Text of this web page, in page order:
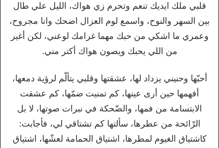
قلبي ملك ايديك تنعم وتحرم زي هواك، الليل علي طال
بين السهر والنوح، واسمع لوم العزال اضحك وانا مجروح،
وعمري ما اشكي من حبك مهما غرامك لوعني، لكن أغير
من اللي يحبك ويصون هواك أكتر مني.
أحبّها وحنيني يزداد لها، عشقتها وقلبي يتألّم لرؤية دمعها،
أفهمها حين أرى عينها، كم تمنيت ضمّها، كم عشقت
الابتسامة من فمها، والضّحكة في نبرات صوتها، لا بل
الرّائحة من عطرها، سألتها كم تشتاقي لي، فأجابت:
كاشتياق الغيوم لمطرها، اشتياق الحمامة لعشّها، اشتياق